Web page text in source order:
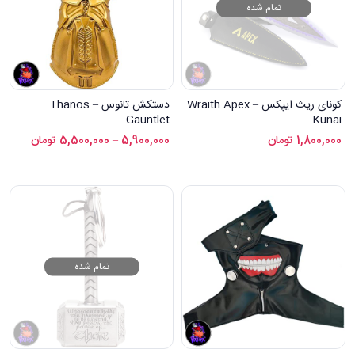
تمام شده
کونای ریث ایپکس – Wraith Apex
Kunai
1,800,000 تومان
دستکش تانوس – Thanos
Gauntlet
5,900,000
–
5,500,000 تومان
تمام شده